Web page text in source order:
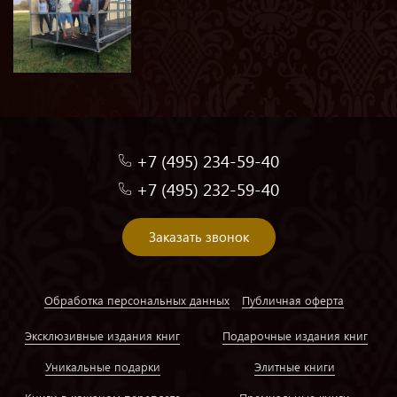
+7 (495) 234-59-40
+7 (495) 232-59-40
Заказать звонок
Обработка персональных данных Публичная оферта
Эксклюзивные издания книг
Уникальные подарки
Подарочные издания книг
Элитные книги